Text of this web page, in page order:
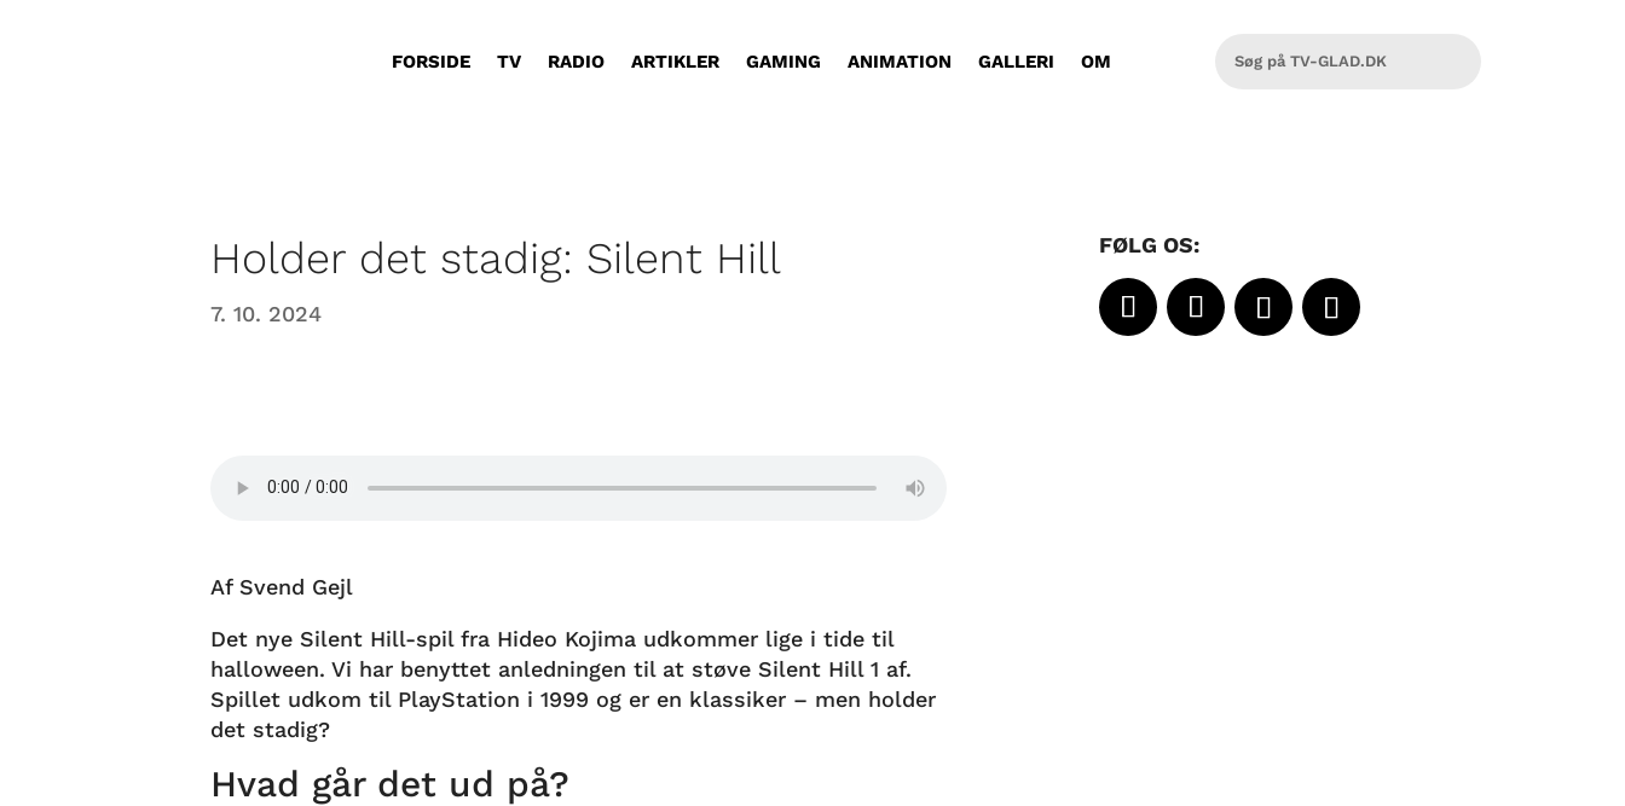
FORSIDE TV RADIO ARTIKLER GAMING ANIMATION GALLERI OM
Holder det stadig: Silent Hill
7. 10. 2024
Af Svend Gejl
Det nye Silent Hill-spil fra Hideo Kojima udkommer lige i tide til
halloween. Vi har benyttet anledningen til at støve Silent Hill 1 af.
Spillet udkom til PlayStation i 1999 og er en klassiker – men holder
det stadig?
Hvad går det ud på?
FØLG OS: